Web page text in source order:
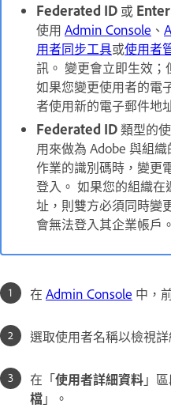
Federated ID 或
使用 Admin Console 、
用者同步工具或使用者
訊。 變更會立即生效；
如果您變更使用者的電
者使用新的電子郵件地
Federated ID類型的
用來做為 Adobe 與組
作業的識別碼時，變更
登入。 如果您的組織
址，則雙方必須同時變
會無法登入其企業帳戶。
在 Admin Console 中，
選取使用者名稱以檢視詳
在「使用者詳細資料」
檔」。